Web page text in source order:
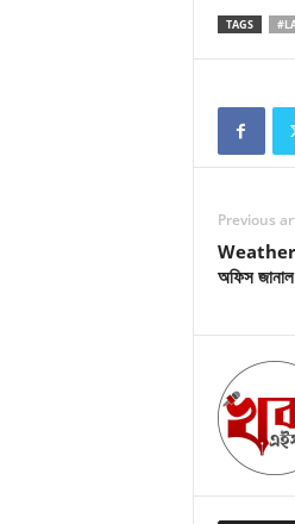
TAGS
Previous
Weather
অফিস জানাল